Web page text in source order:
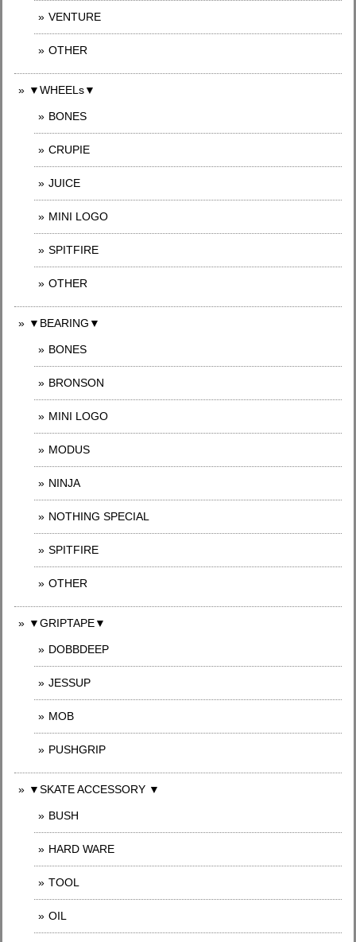
VENTURE
OTHER
▼WHEELs▼
BONES
CRUPIE
JUICE
MINI LOGO
SPITFIRE
OTHER
▼BEARING▼
BONES
BRONSON
MINI LOGO
MODUS
NINJA
NOTHING SPECIAL
SPITFIRE
OTHER
▼GRIPTAPE▼
DOBBDEEP
JESSUP
MOB
PUSHGRIP
▼SKATE ACCESSORY ▼
BUSH
HARD WARE
TOOL
OIL